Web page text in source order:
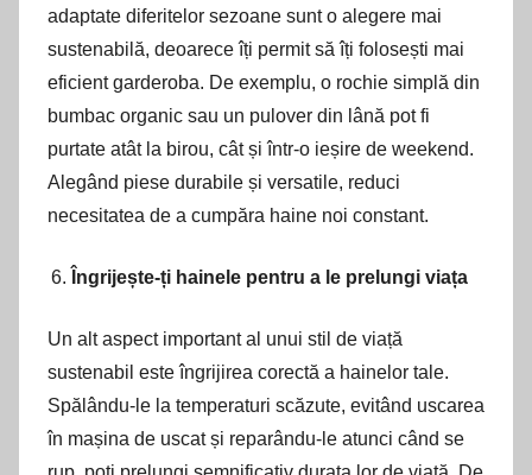
adaptate diferitelor sezoane sunt o alegere mai
sustenabilă, deoarece îți permit să îți folosești mai
eficient garderoba. De exemplu, o rochie simplă din
bumbac organic sau un pulover din lână pot fi
purtate atât la birou, cât și într-o ieșire de weekend.
Alegând piese durabile și versatile, reduci
necesitatea de a cumpăra haine noi constant.
Îngrijește-ți hainele pentru a le prelungi viața
Un alt aspect important al unui stil de viață
sustenabil este îngrijirea corectă a hainelor tale.
Spălându-le la temperaturi scăzute, evitând uscarea
în mașina de uscat și reparându-le atunci când se